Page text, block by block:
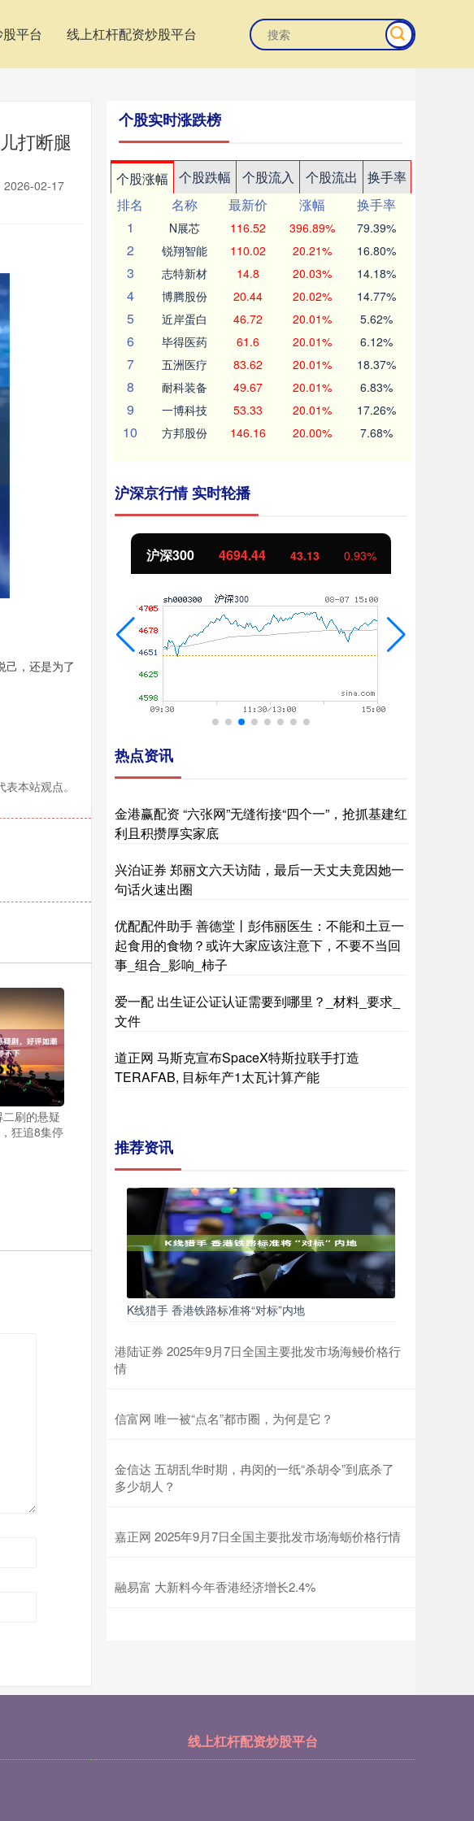
平台 线上杠杆配资炒股平台
打断腿
2026-02-17
己，还是为了
本站观点。
刷的悬疑
狂追8集停
个股实时涨跌榜
个股涨幅 个股跌幅 个股流入 个股流出
换手率
排名
名称 最新价 涨幅
换手率
1
N展芯 116.52 396.89% 79.39%
2 锐翔智能 110.02 20.21% 16.80%
3 志特新材 14.8 20.03% 14.18%
4 博腾股份 20.44 20.02% 14.77%
5 近岸蛋白 46.72 20.01% 5.62%
6 毕得医药 61.6 20.01% 6.12%
7 五洲医疗 83.62 20.01% 18.37%
8 耐科装备 49.67 20.01% 6.83%
9 一博科技 53.33 20.01% 17.26%
10 方邦股份 146.16 20.00% 7.68%
沪深京行情 实时轮播
沪深300 4694.44 43.13 0.93%
热点资讯
金港赢配资 “六张网”无缝衔接“四个一”，抢抓基建红
利且积攒厚实家底
兴泊证券 郑丽文六天访陆，最后一天丈夫竟因她一
句话火速出圈
优配配件助手 善德堂丨彭伟丽医生：不能和土豆一
起食用的食物？或许大家应该注意下，不要不当回
事_组合_影响_柿子
爱一配 出生证公证认证需要到哪里？_材料_要求_
文件
道正网 马斯克宣布SpaceX特斯拉联手打造
TERAFAB, 目标年产1太瓦计算产能
推荐资讯
K线猎手 香港铁路标准将“对标”内地
港陆证券 2025年9月7日全国主要批发市场海鳗价格行
情
信富网 唯一被“点名”都市圈，为何是它？
金信达 五胡乱华时期，冉闵的一纸“杀胡令”到底杀了
多少胡人？
嘉正网 2025年9月7日全国主要批发市场海蛎价格行情
融易富 大新料今年香港经济增长2.4%
线上杠杆配资炒股平台